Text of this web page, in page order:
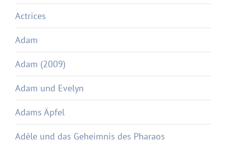
Actrices
Adam
Adam (2009)
Adam und Evelyn
Adams Äpfel
Adèle und das Geheimnis des Pharaos